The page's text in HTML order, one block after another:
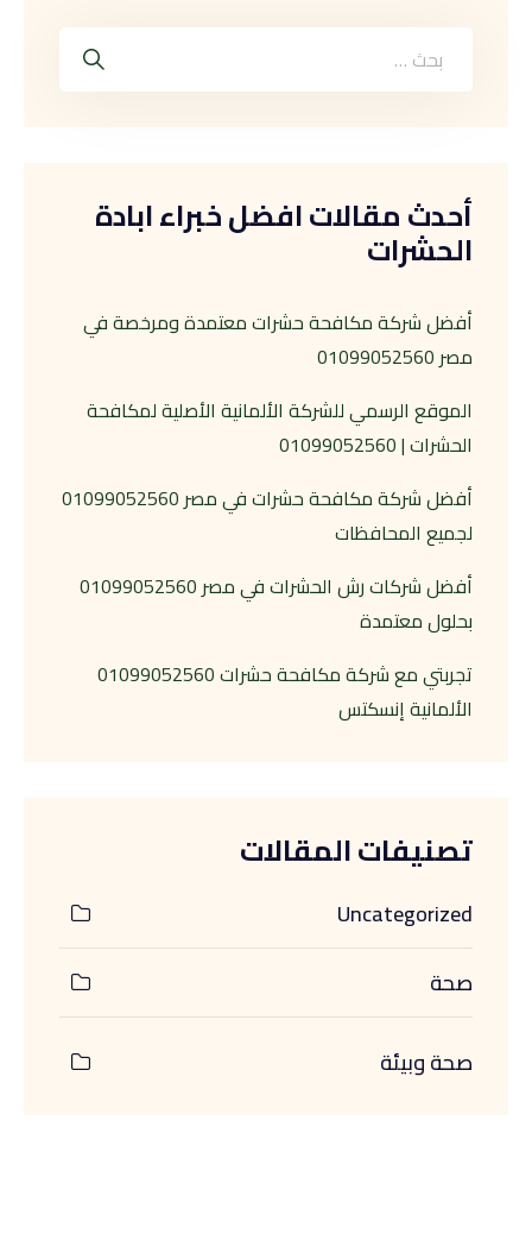
أحدث مقالات افضل خبراء ابادة
الحشرات
أفضل شركة مكافحة حشرات معتمدة ومرخصة في
مصر 01099052560
الموقع الرسمي للشركة الألمانية الأصلية لمكافحة
الحشرات | 01099052560
أفضل شركة مكافحة حشرات في مصر 01099052560
لجميع المحافظات
أفضل شركات رش الحشرات في مصر 01099052560
بحلول معتمدة
تجربتي مع شركة مكافحة حشرات 01099052560
الألمانية إنسكتس
تصنيفات المقالات
Uncategorized
صحة
صحة وبيئة